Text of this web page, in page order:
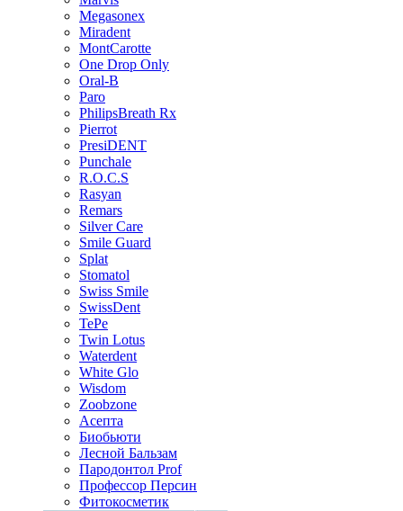
Megasonex
Miradent
MontCarotte
One Drop Only
Oral-B
Paro
PhilipsBreath Rx
Pierrot
PresiDENT
Punchale
R.O.C.S
Rasyan
Remars
Silver Care
Smile Guard
Splat
Stomatol
Swiss Smile
SwissDent
TePe
Twin Lotus
Waterdent
White Glo
Wisdom
Zoobzone
Асепта
Биобьюти
Лесной Бальзам
Пародонтол Prof
Профессор Персин
Фитокосметик